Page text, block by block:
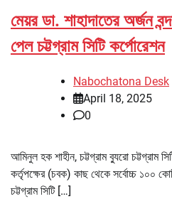
মেয়র ডা. শাহাদাতের অর্জন
পেল চট্টগ্রাম সিটি কর্পোরেশন
Nabochatona Desk
April 18, 2025
0
আমিনুল হক শাহীন, চট্টগ্রাম ব্যুরো চট্টগ্রাম
কর্তৃপক্ষের (চবক) কাছ থেকে সর্বোচ্চ ১০০
চট্টগ্রাম সিটি […]